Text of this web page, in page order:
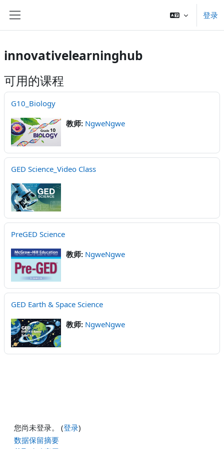
登录
innovativelearninghub
可用的课程
G10_Biology
教师: NgweNgwe
GED Science_Video Class
PreGED Science
教师: NgweNgwe
GED Earth & Space Science
教师: NgweNgwe
您尚未登录。 (登录)
‎数据保留摘要‎